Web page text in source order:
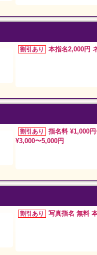
割引あり 本指名2,000円
割引あり
指名料 ¥1,000
¥3,000〜5,000円
割引あり 写真指名 無料